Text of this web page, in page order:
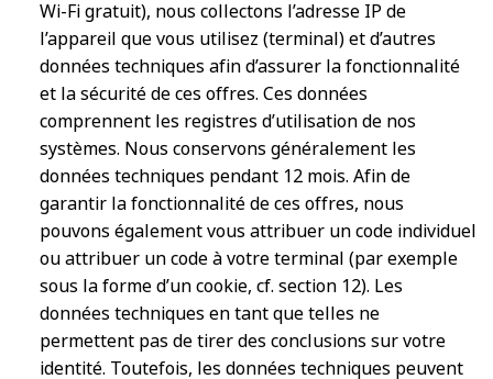
Wi-Fi gratuit), nous collectons l’adresse IP de
l’appareil que vous utilisez (terminal) et d’autres
données techniques afin d’assurer la fonctionnalité
et la sécurité de ces offres. Ces données
comprennent les registres d’utilisation de nos
systèmes. Nous conservons généralement les
données techniques pendant 12 mois. Afin de
garantir la fonctionnalité de ces offres, nous
pouvons également vous attribuer un code individuel
ou attribuer un code à votre terminal (par exemple
sous la forme d’un cookie, cf. section 12). Les
données techniques en tant que telles ne
permettent pas de tirer des conclusions sur votre
identité. Toutefois, les données techniques peuvent